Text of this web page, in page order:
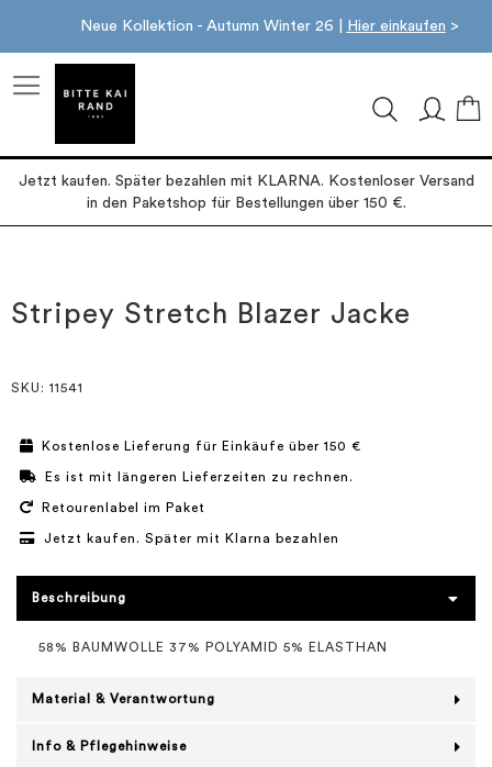
Neue Kollektion - Autumn Winter 26 | Hier einkaufen >
Jetzt kaufen. Später bezahlen mit KLARNA. Kostenloser Versand
in den Paketshop für Bestellungen über 150 €.
der
Bildgalerie
der
Bildgalerie
Stripey Stretch Blazer Jacke
SKU : 11541
Kostenlose Lieferung für Einkäufe über 150 €
Es ist mit längeren Lieferzeiten zu rechnen.
Retourenlabel im Paket
Jetzt kaufen. Später mit Klarna bezahlen
Beschreibung
58% BAUMWOLLE 37% POLYAMID 5% ELASTHAN
Material & Verantwortung
Info & Pflegehinweise